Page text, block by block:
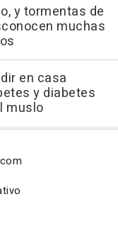
y tormentas de
muchas
en casa
y diabetes
muslo